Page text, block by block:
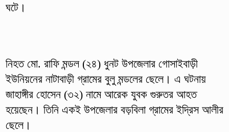
ঘটে।
নিহত মো. রাফি মন্ডল (২৪) ধুনট উপজেলার গোসাইবাড়ী
ইউনিয়নের নাটাবাড়ী গ্রামের বুলু মন্ডলের ছেলে। এ ঘটনায়
জাহাঙ্গীর হোসেন (৩২) নামে আরেক যুবক গুরুতর আহত
হয়েছেন। তিনি একই উপজেলার বড়বিলা গ্রামের ইদ্রিস আলীর
ছেলে।